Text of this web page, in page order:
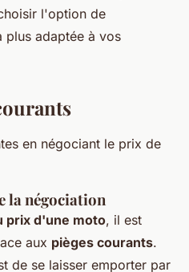
l'option de
plus adaptée à vos
en négociant le prix de
la négociation
prix d'une moto, il est
aux pièges courants.
de se laisser emporter par